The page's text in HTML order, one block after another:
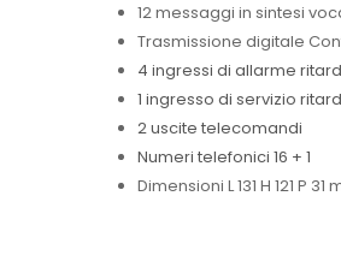
12 messaggi in sintesi
Trasmissione digitale
4 ingressi di allarme
1 ingresso di servizio
2 uscite telecomandi
Numeri telefonici 16 + 1
Dimensioni L 131 H 121 P 31